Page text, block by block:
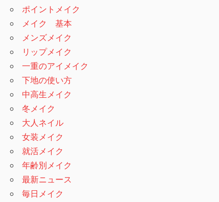
ポイントメイク
メイク 基本
メンズメイク
リップメイク
一重のアイメイク
下地の使い方
中高生メイク
冬メイク
大人ネイル
女装メイク
就活メイク
年齢別メイク
最新ニュース
毎日メイク